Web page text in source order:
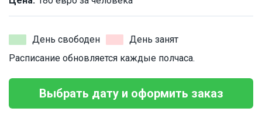
День свободен
День занят
Расписание обновляется каждые полчаса.
Выбрать дату и оформить заказ